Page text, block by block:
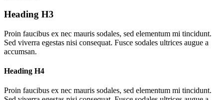
Heading H3
Proin faucibus ex nec mauris sodales, sed elementum mi tincidunt.
Sed viverra egestas nisi consequat. Fusce sodales ultrices augue a
accumsan.
Heading H4
Proin faucibus ex nec mauris sodales, sed elementum mi tincidunt.